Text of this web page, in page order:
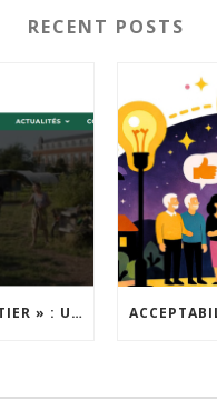
RECENT POSTS
« INSPIRONS LE QUARTIER » : UN NOUVEL APPEL À PROJETS EST LANCÉ !